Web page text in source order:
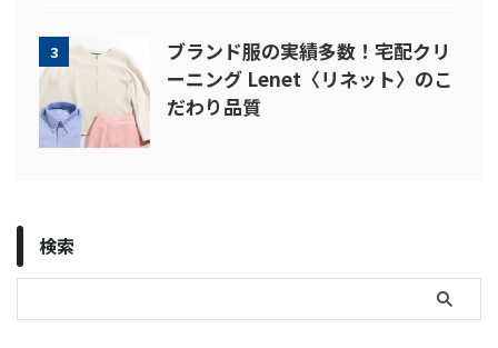
3
ブランド服の実績多数！宅配クリ
ーニング Lenet〈リネット〉のこ
だわり品質
検索